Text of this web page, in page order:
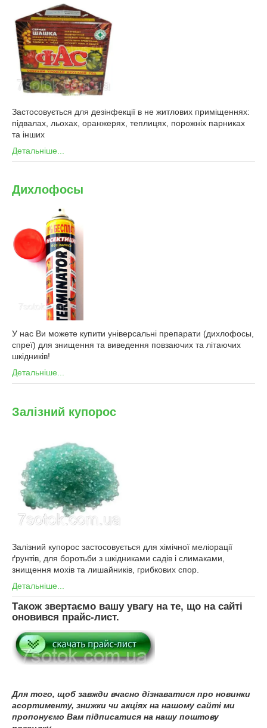
Застосовується для дезінфекції в не житлових приміщеннях:
підвалах, льохах, оранжерях, теплицях, порожніх парниках
та інших
Детальніше...
Дихлофосы
У нас Ви можете купити універсальні препарати (дихлофосы,
спреї) для знищення та виведення повзаючих та літаючих
шкідників!
Детальніше...
Залізний купорос
Залізний купорос застосовується для хімічної меліорації
ґрунтів, для боротьби з шкідниками садів і слимаками,
знищення мохів та лишайників, грибкових спор.
Детальніше...
Також звертаємо вашу увагу на те, що на сайті
оновився прайс-лист.
Для того, щоб завжди вчасно дізнаватися про новинки
асортименту, знижки чи акціях на нашому сайті ми
пропонуємо Вам підписатися на нашу поштову